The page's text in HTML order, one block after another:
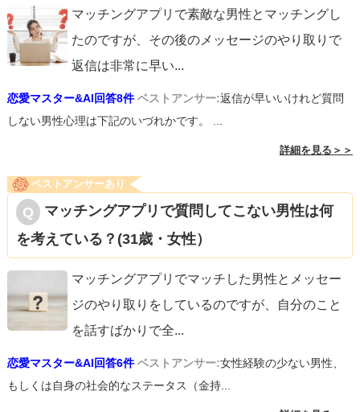
マッチングアプリで素敵な男性とマッチングし
たのですが、その後のメッセージのやり取りで
返信は非常に早い...
恋愛マスター&AI回答8件 ベストアンサー:返信が早いいけれど質問
しない男性心理は下記のいづれかです。 ...
詳細を見る＞＞
ベストアンサーあり
マッチングアプリで質問してこない男性は何
を考えている？(31歳・女性）
マッチングアプリでマッチした男性とメッセー
ジのやり取りをしているのですが、自分のこと
を話すばかりで全...
恋愛マスター&AI回答6件 ベストアンサー:女性経験の少ない男性、
もしくは自身の社会的なステータス（金持...